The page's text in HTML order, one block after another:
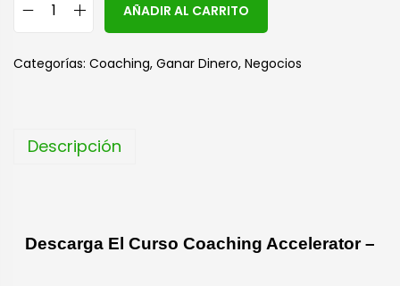
AÑADIR AL CARRITO
e
Categorías: Coaching, Ganar Dinero, Negocios
Descripción
Descarga El Curso Coaching Accelerator –